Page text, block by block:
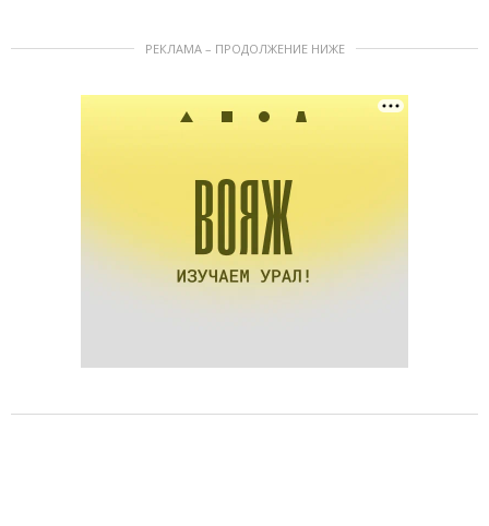
РЕКЛАМА – ПРОДОЛЖЕНИЕ НИЖЕ